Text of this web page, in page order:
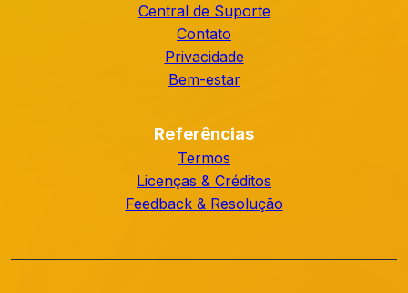
Central de Suporte
Contato
Privacidade
Bem-estar
Referências
Termos
Licenças & Créditos
Feedback & Resolução